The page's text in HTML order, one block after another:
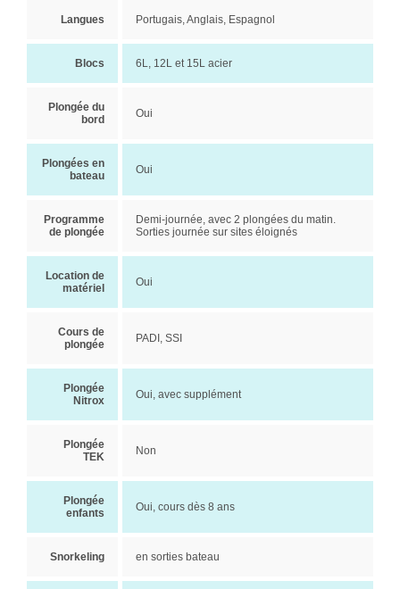
Langues Portugais, Anglais, Espagnol
Blocs 6L, 12L et 15L acier
Plongée du
bord
Oui
Plongées en
bateau
Oui
Programme
de plongée
Demi-journée, avec 2 plongées du matin.
Sorties journée sur sites éloignés
Location de
matériel
Oui
Cours de
plongée
PADI, SSI
Plongée
Nitrox
Oui, avec supplément
Plongée
TEK
Non
Plongée
enfants
Oui, cours dès 8 ans
Snorkeling en sorties bateau